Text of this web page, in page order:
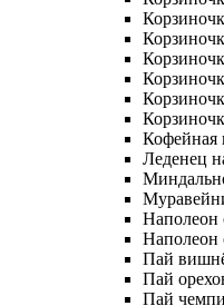
Кофейная
Леденец
Наполеон
Наполеон
Пай
Пай
Пай